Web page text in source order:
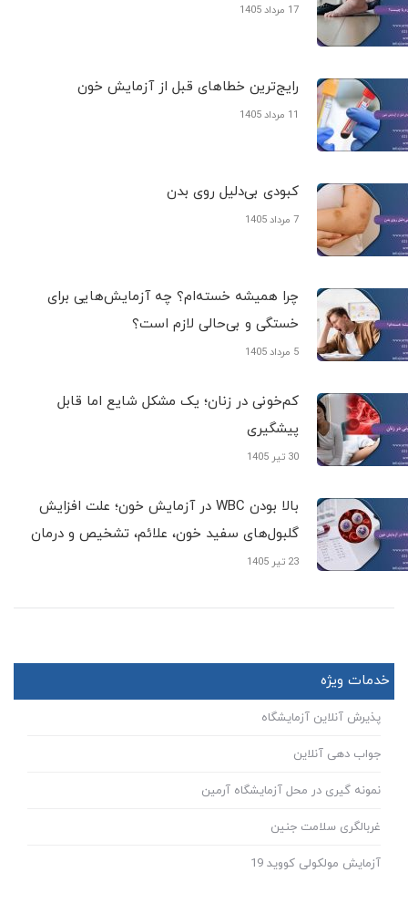
17 مرداد 1405
رایج‌ترین خطاهای قبل از آزمایش خون
11 مرداد 1405
کبودی‌ بی‌دلیل روی بدن
7 مرداد 1405
چرا همیشه خسته‌ام؟ چه آزمایش‌هایی برای
خستگی و بی‌حالی لازم است؟
5 مرداد 1405
کم‌خونی در زنان؛ یک مشکل شایع اما قابل
پیشگیری
30 تیر 1405
بالا بودن WBC در آزمایش خون؛ علت افزایش
گلبول‌های سفید خون، علائم، تشخیص و درمان
23 تیر 1405
خدمات ویژه
پذیرش آنلاین آزمایشگاه
جواب دهی آنلاین
نمونه گیری در محل آزمایشگاه آرمین
غربالگری سلامت جنین
آزمایش مولکولی کووید 19